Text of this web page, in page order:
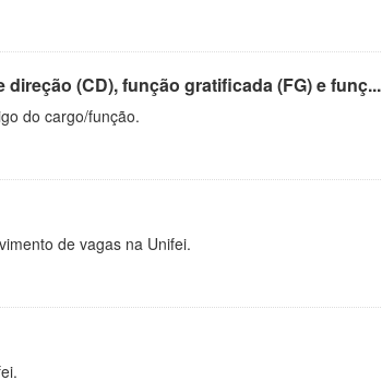
(CD), função gratificada (FG) e funç...
do cargo/função.
de vagas na Unifei.